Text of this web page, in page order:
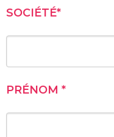
SOCIÉTÉ*
PRÉNOM *